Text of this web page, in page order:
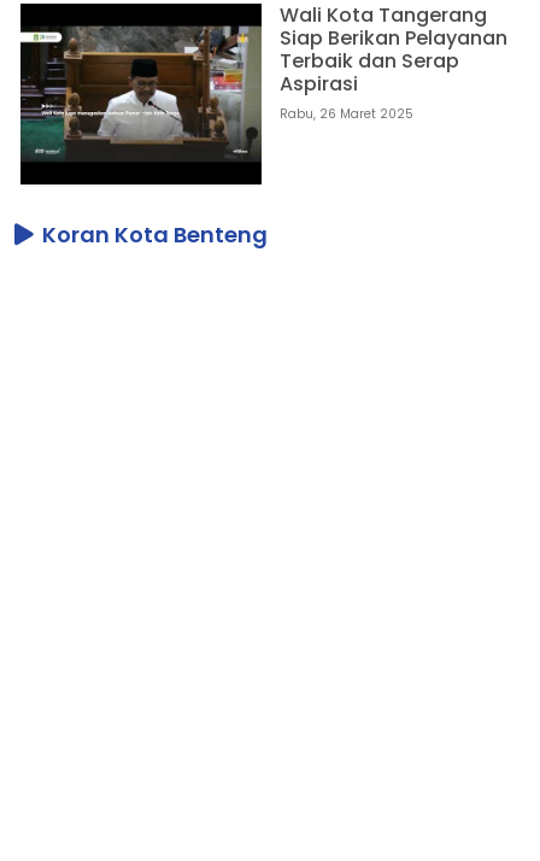
Wali Kota Tangerang
Siap Berikan Pelayanan
Terbaik dan Serap
Aspirasi
Rabu, 26 Maret 2025
Koran Kota Benteng